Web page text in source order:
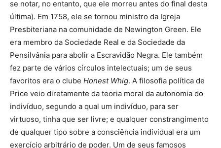
se notar, no entanto, que ele morreu antes do final desta
última). Em 1758, ele se tornou ministro da Igreja
Presbiteriana na comunidade de Newington Green. Ele
era membro da Sociedade Real e da Sociedade da
Pensilvânia para abolir a Escravidão Negra. Ele também
fez parte de vários círculos intelectuais; um de seus
favoritos era o clube Honest Whig. A filosofia política de
Price veio diretamente da teoria moral da autonomia do
indivíduo, segundo a qual um indivíduo, para ser
virtuoso, tinha que ser livre; e qualquer constrangimento
de qualquer tipo sobre a consciência individual era um
exercício arbitrário de poder. Um de seus famosos